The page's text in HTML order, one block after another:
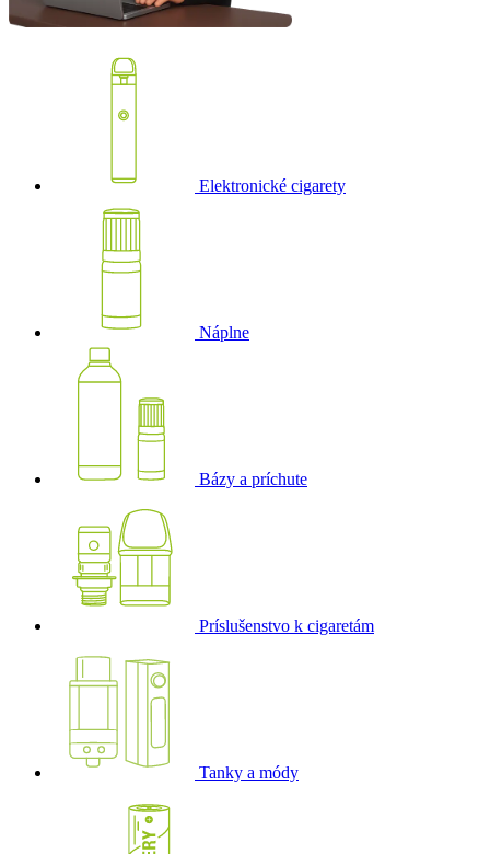
Elektronické cigarety
Náplne
Bázy a príchute
Príslušenstvo k cigaretám
Tanky a módy